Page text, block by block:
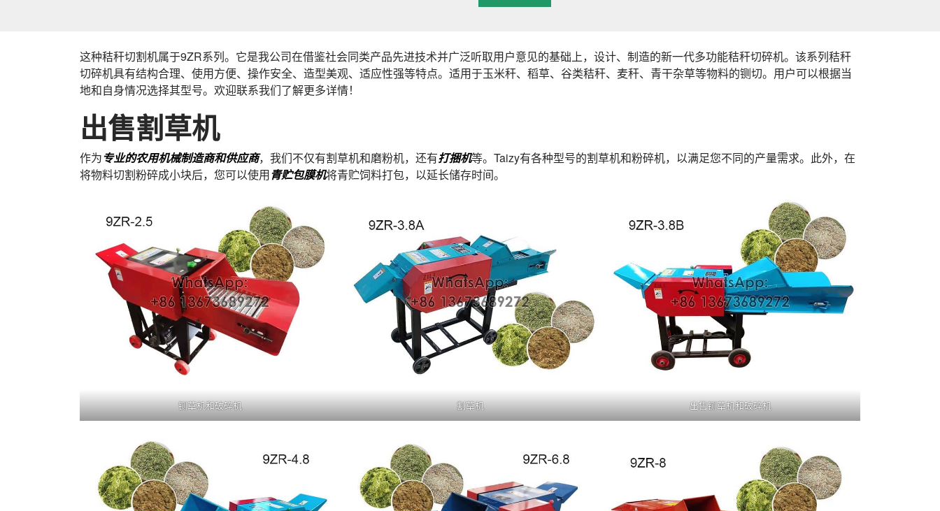
这种秸秆切割机属于9ZR系列。它是我公司在借鉴社会同类产品先进技术并广泛听取用户意见的基础上，设计、制造的新一代多功能秸秆切碎机。该系列秸秆
切碎机具有结构合理、使用方便、操作安全、造型美观、适应性强等特点。适用于玉米秆、稻草、谷类秸秆、麦秆、青干杂草等物料的铡切。用户可以根据当
地和自身情况选择其型号。欢迎联系我们了解更多详情！
出售割草机
作为专业的农用机械制造商和供应商，我们不仅有割草机和磨粉机，还有打捆机等。Taizy有各种型号的割草机和粉碎机，以满足您不同的产量需求。此外，在
将物料切割粉碎成小块后，您可以使用青贮包膜机将青贮饲料打包，以延长储存时间。
铡草机和破碎机 割草机 出售铡草机和破碎机